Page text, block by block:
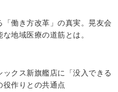
「働き方改革」の真実。晃友会
地域医療の道筋とは。
ックス新旗艦店に「没入できる
作りとの共通点